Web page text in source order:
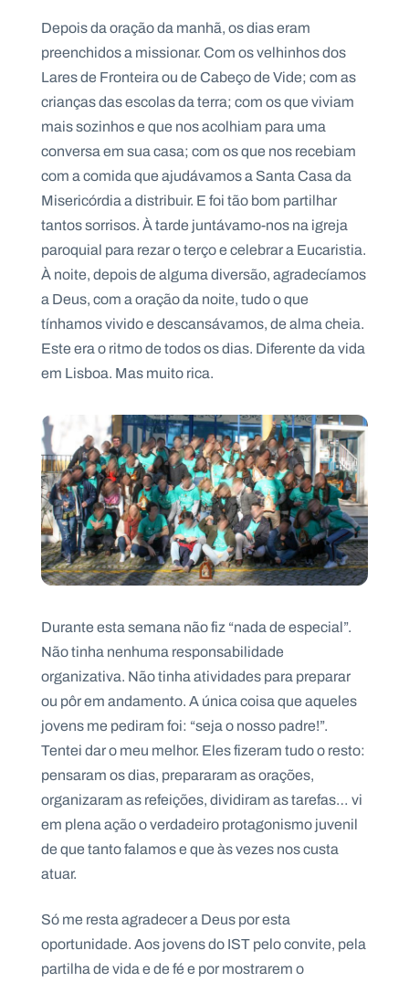
Depois da oração da manhã, os dias eram
preenchidos a missionar. Com os velhinhos dos
Lares de Fronteira ou de Cabeço de Vide; com as
crianças das escolas da terra; com os que viviam
mais sozinhos e que nos acolhiam para uma
conversa em sua casa; com os que nos recebiam
com a comida que ajudávamos a Santa Casa da
Misericórdia a distribuir. E foi tão bom partilhar
tantos sorrisos. À tarde juntávamo-nos na igreja
paroquial para rezar o terço e celebrar a Eucaristia.
À noite, depois de alguma diversão, agradecíamos
a Deus, com a oração da noite, tudo o que
tínhamos vivido e descansávamos, de alma cheia.
Este era o ritmo de todos os dias. Diferente da vida
em Lisboa. Mas muito rica.
Durante esta semana não fiz “nada de especial”.
Não tinha nenhuma responsabilidade
organizativa. Não tinha atividades para preparar
ou pôr em andamento. A única coisa que aqueles
jovens me pediram foi: “seja o nosso padre!”.
Tentei dar o meu melhor. Eles fizeram tudo o resto:
pensaram os dias, prepararam as orações,
organizaram as refeições, dividiram as tarefas… vi
em plena ação o verdadeiro protagonismo juvenil
de que tanto falamos e que às vezes nos custa
atuar.
Só me resta agradecer a Deus por esta
oportunidade. Aos jovens do IST pelo convite, pela
partilha de vida e de fé e por mostrarem o